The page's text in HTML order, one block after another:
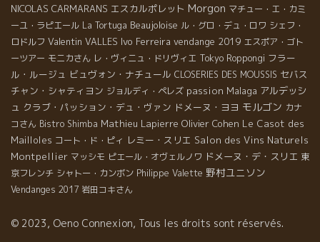
NICOLAS CARMARANS エスカルポレット Morgon マチュー・エ・カミ
ーユ・ラピエール La Tortuga Beaujoloise ル・グロ・デュ・ロワ シェフ・
ロドルフ Valentin VALLES Ivo Ferreira vendange 2019 エスポア・ゴト
ーツアー モニカさん レ・ヴィニュ・ドリヴィエ Tokyo Roppongi フラー
ル・ルージュ ビュヴォン・ナチュール CLOSERIES DES MOUSSIS セバス
チャン・シャティヨン ジョルディ・ペレズ passion Malaga アルデッシ
ュ クラブ・パッション・デュ・ヴァン ドメーヌ・ヨヨ モルゴン カナ
コさん Bistro Shimba Mathieu Lapierre Olivier Cohen Le Casot des
Mailloles コート・ド・ピィ レミー・スリエ Salon des Vins Naturels
Montpellier マッシモ ピエール・オヴェルノワ ドメーヌ・デ・スリエ 東
京フレンチ シャトー・カンボン Philippe Valette 野村ユニソン
Vendanges 2017 岩田コキさん
© 2023, Oeno Connexion, Tous les droits sont réservés.